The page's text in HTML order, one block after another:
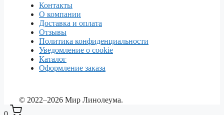
Контакты
О компании
Доставка и оплата
Отзывы
Политика конфиденциальности
Уведомление о cookie
Каталог
Оформление заказа
© 2022–2026 Мир Линолеума.